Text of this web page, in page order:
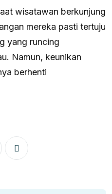
wisatawan berkunjung
mereka pasti tertuju
yang runcing
Namun, keunikan
berhenti